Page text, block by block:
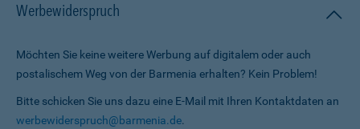
Werbewiderspruch
Möchten Sie keine weitere Werbung auf digitalem oder auch
postalischem Weg von der Barmenia erhalten? Kein Problem!
Bitte schicken Sie uns dazu eine E-Mail mit Ihren Kontaktdaten an
werbewiderspruch@barmenia.de.